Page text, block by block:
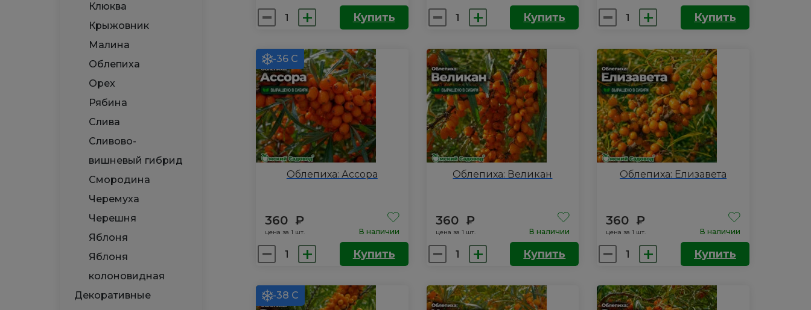
Клюква
Крыжовник
Малина
Облепиха
Орех
Рябина
Слива
Сливово-
вишневый гибрид
Смородина
Черемуха
Черешня
Яблоня
Яблоня
колоновидная
Декоративные
Количество
товара
(мужской):
Алей
Купить
Количество
товара
Ажурная
Купить
Количество
товара
Алтайская
Купить
-36 С
Облепиха: Ассора
360 ₽
цена за 1 шт. В наличии
Количество
товара
Ассора
Купить
Облепиха: Великан
360 ₽
цена за 1 шт. В наличии
Количество
товара
Великан
Купить
Облепиха: Елизавета
360₽
цена за 1 шт. В наличии
Количество
товара
Елизавета
Купить
-38 С